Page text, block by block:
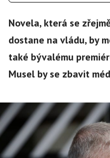
Novela, která se
dostane na vládu, by
také bývalému
Musel by se zbavit